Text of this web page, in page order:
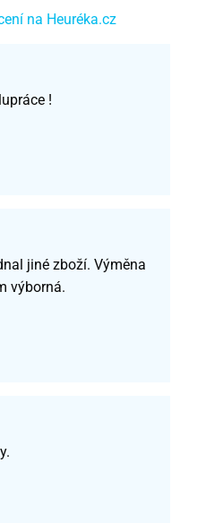
na Heuréka.cz
!
jiné zboží. Výměna
výborná.